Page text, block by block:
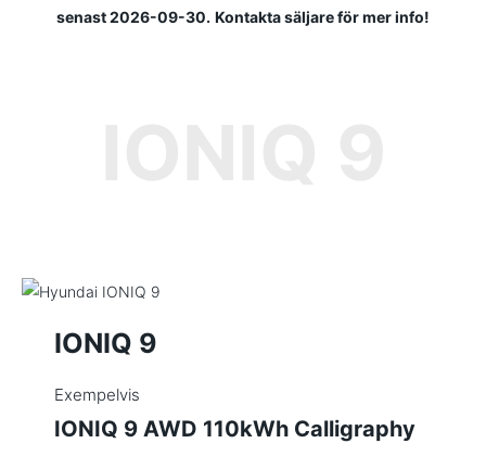
senast 2026-09-30. Kontakta säljare för mer info!
IONIQ 9
Exempelvis
IONIQ 9 AWD 110kWh Calligraphy